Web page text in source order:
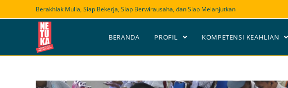
to
Berakhlak Mulia, Siap Bekerja, Siap Berwirausaha, dan Siap Melanjutkan
BERANDA PROFIL KOMPETENSI KEAHLIAN